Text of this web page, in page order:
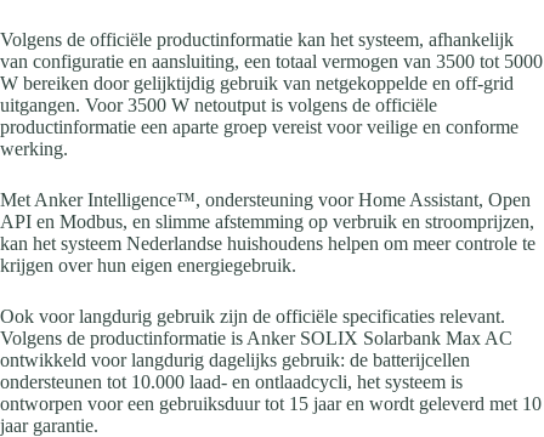
Volgens de officiële productinformatie kan het systeem, afhankelijk
van configuratie en aansluiting, een totaal vermogen van 3500 tot 5000
W bereiken door gelijktijdig gebruik van netgekoppelde en off-grid
uitgangen. Voor 3500 W netoutput is volgens de officiële
productinformatie een aparte groep vereist voor veilige en conforme
werking.
Met Anker Intelligence™, ondersteuning voor Home Assistant, Open
API en Modbus, en slimme afstemming op verbruik en stroomprijzen,
kan het systeem Nederlandse huishoudens helpen om meer controle te
krijgen over hun eigen energiegebruik.
Ook voor langdurig gebruik zijn de officiële specificaties relevant.
Volgens de productinformatie is Anker SOLIX Solarbank Max AC
ontwikkeld voor langdurig dagelijks gebruik: de batterijcellen
ondersteunen tot 10.000 laad- en ontlaadcycli, het systeem is
ontworpen voor een gebruiksduur tot 15 jaar en wordt geleverd met 10
jaar garantie.